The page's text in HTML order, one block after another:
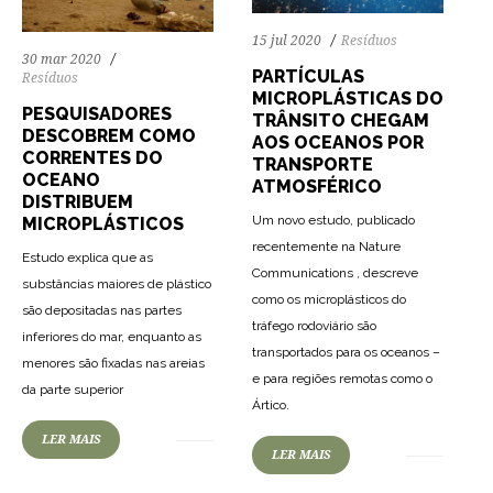
15 jul 2020 Resíduos
PARTÍCULAS
MICROPLÁSTICAS DO
TRÂNSITO CHEGAM
AOS OCEANOS POR
TRANSPORTE
ATMOSFÉRICO
Um novo estudo, publicado
recentemente na Nature
Communications , descreve
como os microplásticos do
tráfego rodoviário são
transportados para os oceanos –
e para regiões remotas como o
Ártico.
LER MAIS
30 mar 2020
Resíduos
PESQUISADORES
DESCOBREM COMO
CORRENTES DO
OCEANO
DISTRIBUEM
MICROPLÁSTICOS
Estudo explica que as
substâncias maiores de plástico
são depositadas nas partes
inferiores do mar, enquanto as
menores são fixadas nas areias
da parte superior
LER MAIS